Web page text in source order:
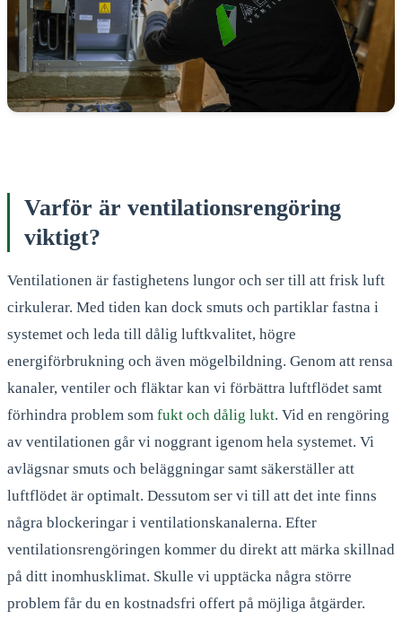
Varför är ventilationsrengöring
viktigt?
Ventilationen är fastighetens lungor och ser till att frisk luft
cirkulerar. Med tiden kan dock smuts och partiklar fastna i
systemet och leda till dålig luftkvalitet, högre
energiförbrukning och även mögelbildning. Genom att rensa
kanaler, ventiler och fläktar kan vi förbättra luftflödet samt
förhindra problem som fukt och dålig lukt. Vid en rengöring
av ventilationen går vi noggrant igenom hela systemet. Vi
avlägsnar smuts och beläggningar samt säkerställer att
luftflödet är optimalt. Dessutom ser vi till att det inte finns
några blockeringar i ventilationskanalerna. Efter
ventilationsrengöringen kommer du direkt att märka skillnad
på ditt inomhusklimat. Skulle vi upptäcka några större
problem får du en kostnadsfri offert på möjliga åtgärder.